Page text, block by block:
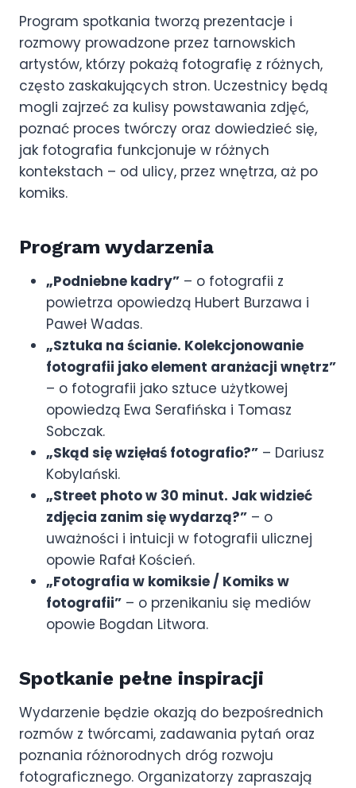
Program spotkania tworzą prezentacje i
rozmowy prowadzone przez tarnowskich
artystów, którzy pokażą fotografię z różnych,
często zaskakujących stron. Uczestnicy będą
mogli zajrzeć za kulisy powstawania zdjęć,
poznać proces twórczy oraz dowiedzieć się,
jak fotografia funkcjonuje w różnych
kontekstach – od ulicy, przez wnętrza, aż po
komiks.
Program wydarzenia
„Podniebne kadry” – o fotografii z
powietrza opowiedzą Hubert Burzawa i
Paweł Wadas.
„Sztuka na ścianie. Kolekcjonowanie
fotografii jako element aranżacji wnętrz”
– o fotografii jako sztuce użytkowej
opowiedzą Ewa Serafińska i Tomasz
Sobczak.
„Skąd się wzięłaś fotografio?” – Dariusz
Kobylański.
„Street photo w 30 minut. Jak widzieć
zdjęcia zanim się wydarzą?” – o
uważności i intuicji w fotografii ulicznej
opowie Rafał Koścień.
„Fotografia w komiksie / Komiks w
fotografii” – o przenikaniu się mediów
opowie Bogdan Litwora.
Spotkanie pełne inspiracji
Wydarzenie będzie okazją do bezpośrednich
rozmów z twórcami, zadawania pytań oraz
poznania różnorodnych dróg rozwoju
fotograficznego. Organizatorzy zapraszają